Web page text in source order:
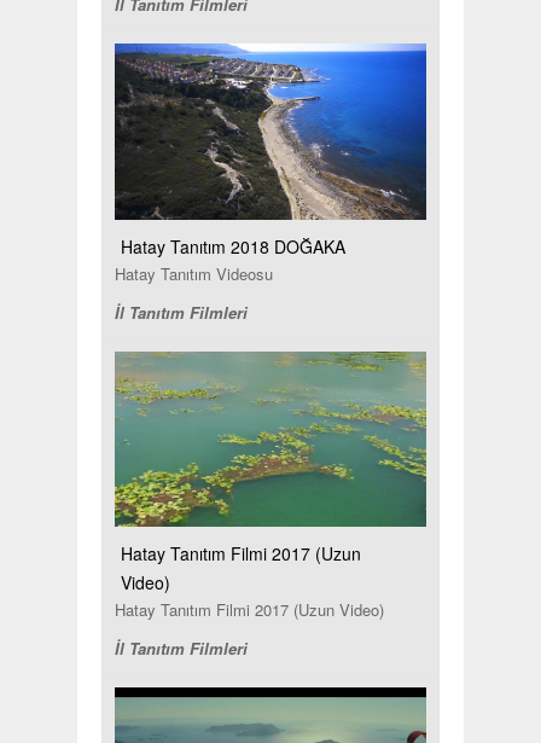
İl Tanıtım Filmleri
Hatay Tanıtım 2018 DOĞAKA
Hatay Tanıtım Videosu
İl Tanıtım Filmleri
Hatay Tanıtım Filmi 2017 (Uzun
Video)
Hatay Tanıtım Filmi 2017 (Uzun Video)
İl Tanıtım Filmleri